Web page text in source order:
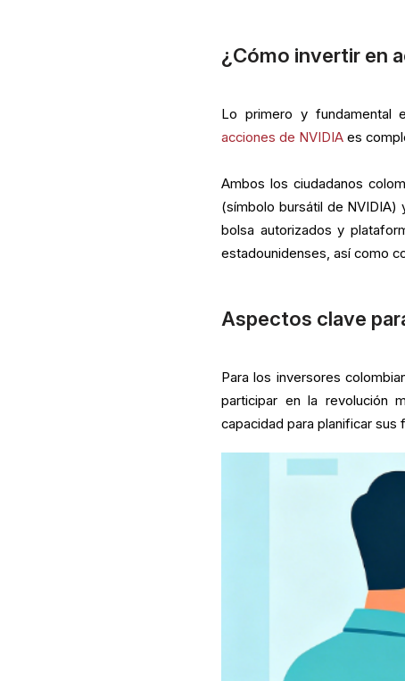
¿Cómo invertir en
Lo primero y fundamental
acciones de NVIDIA es
Ambos los ciudadanos
(símbolo bursátil de
bolsa autorizados y
estadounidenses, así como
Aspectos clave
Para los inversores
participar en la revolución
capacidad para planificar sus